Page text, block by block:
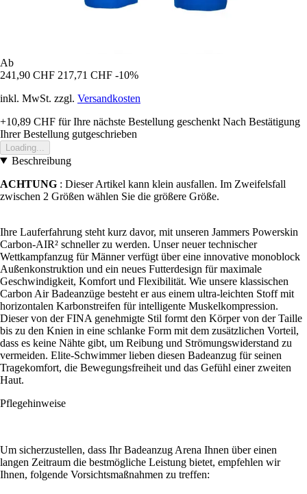
Ab
241,90 CHF 217,71 CHF -10%
inkl. MwSt. zzgl. Versandkosten
+10,89 CHF für Ihre nächste Bestellung geschenkt Nach Bestätigung
Ihrer Bestellung gutgeschrieben
Loading...
Beschreibung
ACHTUNG : Dieser Artikel kann klein ausfallen. Im Zweifelsfall
zwischen 2 Größen wählen Sie die größere Größe.
Ihre Lauferfahrung steht kurz davor, mit unseren Jammers Powerskin
Carbon-AIR² schneller zu werden. Unser neuer technischer
Wettkampfanzug für Männer verfügt über eine innovative monoblock
Außenkonstruktion und ein neues Futterdesign für maximale
Geschwindigkeit, Komfort und Flexibilität. Wie unsere klassischen
Carbon Air Badeanzüge besteht er aus einem ultra-leichten Stoff mit
horizontalen Karbonstreifen für intelligente Muskelkompression.
Dieser von der FINA genehmigte Stil formt den Körper von der Taille
bis zu den Knien in eine schlanke Form mit dem zusätzlichen Vorteil,
dass es keine Nähte gibt, um Reibung und Strömungswiderstand zu
vermeiden. Elite-Schwimmer lieben diesen Badeanzug für seinen
Tragekomfort, die Bewegungsfreiheit und das Gefühl einer zweiten
Haut.
Pflegehinweise
Um sicherzustellen, dass Ihr Badeanzug Arena Ihnen über einen
langen Zeitraum die bestmögliche Leistung bietet, empfehlen wir
Ihnen, folgende Vorsichtsmaßnahmen zu treffen: